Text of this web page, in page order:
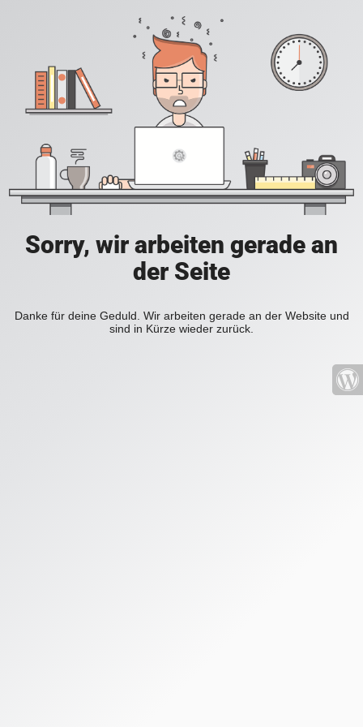
Sorry, wir arbeiten gerade an
der Seite
Danke für deine Geduld. Wir arbeiten gerade an der Website und
sind in Kürze wieder zurück.